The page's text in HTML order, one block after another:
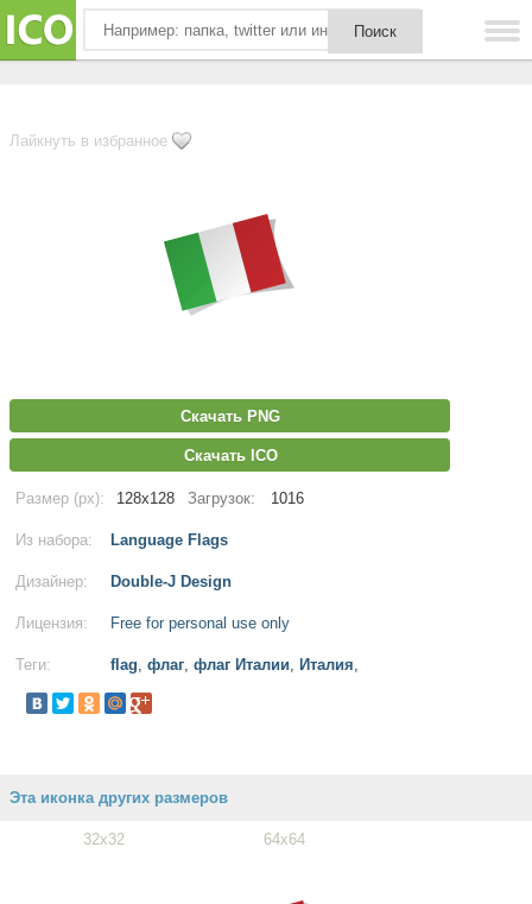
Лайкнуть в избранное
Скачать PNG
Скачать ICO
Размер (px): 128x128 Загрузок: 1016
Из набора: Language Flags
Дизайнер: Double-J Design
Лицензия: Free for personal use only
Теги: flag, флаг, флаг Италии, Италия,
Эта иконка других размеров
32x32 64x64